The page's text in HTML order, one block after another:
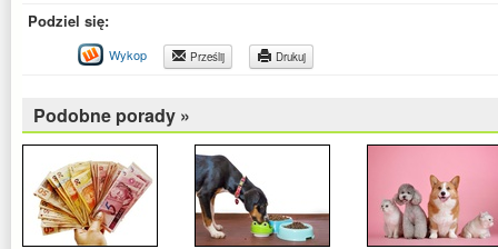
Podziel się:
Wykop Prześlij Drukuj
Podobne porady »